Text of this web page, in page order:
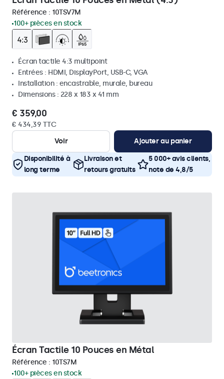
Référence : 10TSV7M
100+ pièces en stock
Écran tactile 4:3 multipoint
Entrées : HDMI, DisplayPort, USB-C, VGA
Installation : encastrable, murale, bureau
Dimensions : 228 x 183 x 41 mm
€ 359,00
€ 434,39 TTC
Voir
Ajouter au panier
Disponibilité à
long terme
Livraison et
retours gratuits
5 000+ avis clients,
note de 4,8/5
Écran Tactile 10 Pouces en Métal
Référence : 10TS7M
100+ pièces en stock